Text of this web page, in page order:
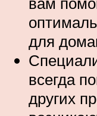
для
всегда
других